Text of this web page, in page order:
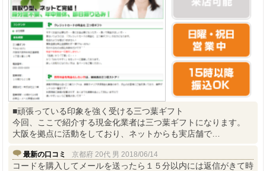
■頑張っている印象を強く受ける三つ葉ギフト
今回、ここで紹介する現金化業者は三つ葉ギフトになります。
大阪を拠点に活動をしており、ネットからも実店舗で…
最新の口コミ 京都府 20代 男 2018/06/14
コードを購入してメールを送ったら１５分以内には返信がきて時